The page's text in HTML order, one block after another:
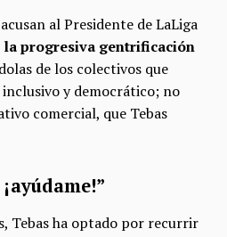
al Presidente de LaLiga
la progresiva gentrificación
de los colectivos que
y democrático; no
comercial, que Tebas
Tebas ha optado por recurrir